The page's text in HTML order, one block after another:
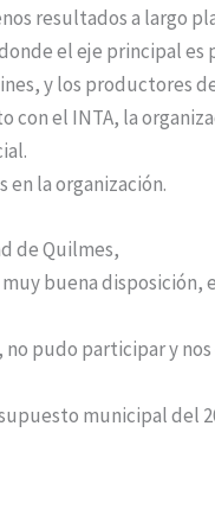
resultados a largo
el eje principal
y los productores
con el INTA, la
la organización.
de Quilmes,
buena
pudo participar y
municipal del